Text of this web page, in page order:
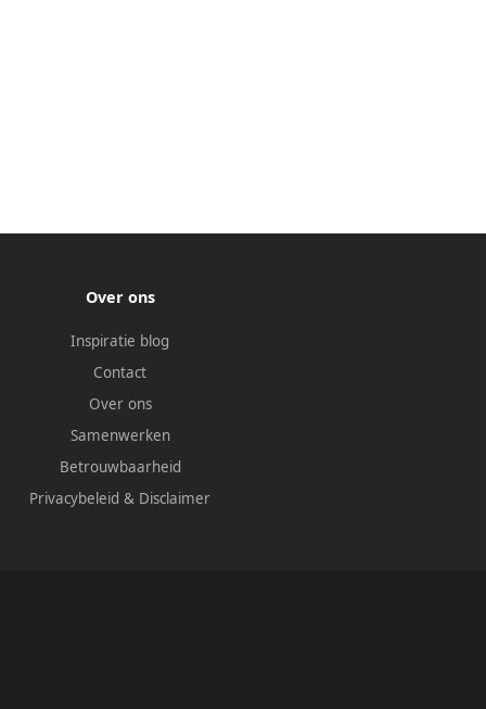
Over ons
Inspiratie blog
Contact
Over ons
Samenwerken
Betrouwbaarheid
Privacybeleid & Disclaimer